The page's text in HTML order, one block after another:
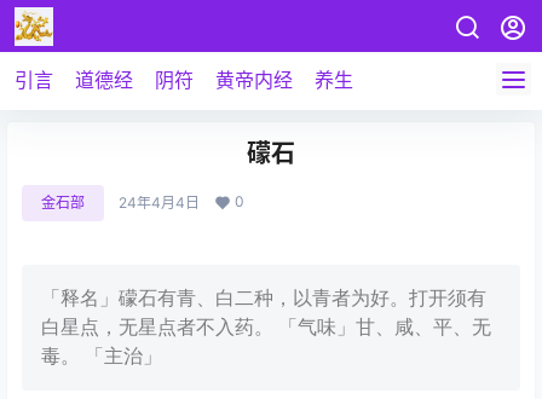
引言 道德经 阴符 黄帝内经 养生
礞石
金石部 24年4月4日 0
「释名」礞石有青、白二种，以青者为好。打开须有
白星点，无星点者不入药。 「气味」甘、咸、平、无
毒。 「主治」